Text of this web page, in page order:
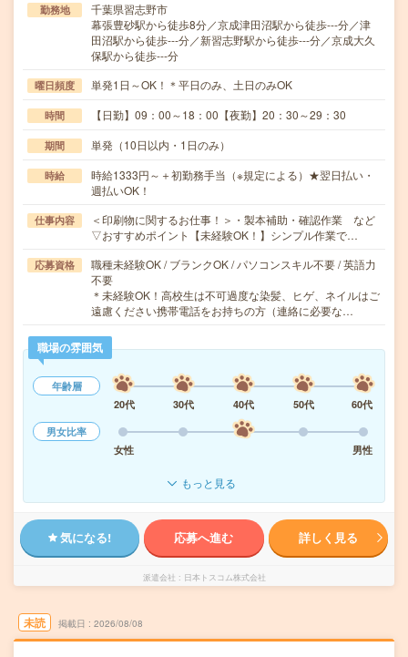
勤務地
千葉県習志野市
幕張豊砂駅から徒歩8分／京成津田沼駅から徒歩---分／津
田沼駅から徒歩---分／新習志野駅から徒歩---分／京成大久
保駅から徒歩---分
曜日頻度 単発1日～OK！＊平日のみ、土日のみOK
時間 【日勤】09：00～18：00【夜勤】20：30～29：30
期間 単発（10日以内・1日のみ）
時給
時給1333円～＋初勤務手当（※規定による）★翌日払い・
週払いOK！
仕事内容
＜印刷物に関するお仕事！＞・製本補助・確認作業 など
▽おすすめポイント【未経験OK！】シンプル作業で…
応募資格
職種未経験OK / ブランクOK / パソコンスキル不要 / 英語力
不要
＊未経験OK！高校生は不可過度な染髪、ヒゲ、ネイルはご
遠慮ください携帯電話をお持ちの方（連絡に必要な…
職場の雰囲気
年齢層
20代
30代 40代 50代
60代
男女比率
女性
男性
もっと見る
気になる! 応募へ進む 詳しく見る
派遣会社 日本トスコム株式会社
未読 掲載日 2026/08/08